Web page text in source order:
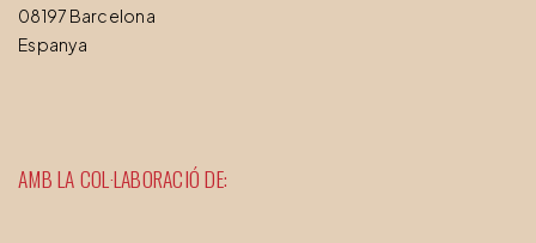
08197 Barcelona
Espanya
AMB LA COL·LABORACIÓ DE: